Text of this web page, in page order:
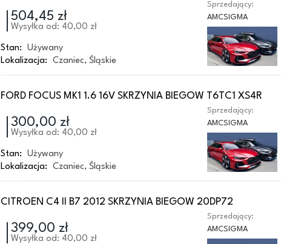
504,45 zł
Wysyłka od: 40,00 zł
Stan:
Używany
Lokalizacja:
Czaniec, Śląskie
Sprzedający:
AMCSIGMA
FORD FOCUS MK1 1.6 16V SKRZYNIA BIEGOW T6TC1 XS4R
300,00 zł
Wysyłka od: 40,00 zł
Stan:
Używany
Lokalizacja:
Czaniec, Śląskie
Sprzedający:
AMCSIGMA
CITROEN C4 II B7 2012 SKRZYNIA BIEGOW 20DP72
399,00 zł
Wysyłka od: 40,00 zł
Sprzedający:
AMCSIGMA